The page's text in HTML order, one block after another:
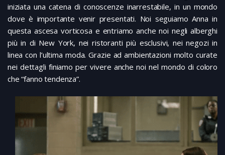
iniziata una catena di conoscenze inarrestabile, in un mondo
dove è importante venir presentati. Noi seguiamo Anna in
questa ascesa vorticosa e entriamo anche noi negli alberghi
più in di New York, nei ristoranti più esclusivi, nei negozi in
linea con l’ultima moda. Grazie ad ambientazioni molto curate
nei dettagli finiamo per vivere anche noi nel mondo di coloro
che “fanno tendenza”.